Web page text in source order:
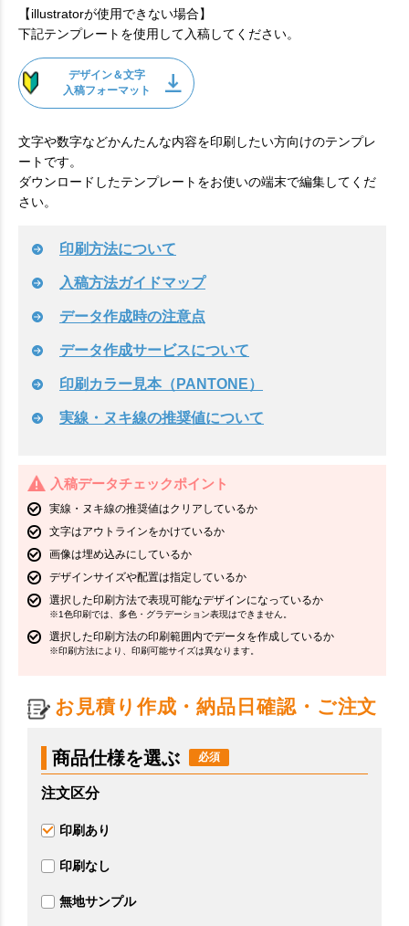
【illustratorが使用できない場合】
下記テンプレートを使用して入稿してください。
デザイン＆文字
入稿フォーマット
文字や数字などかんたんな内容を印刷したい方向けのテンプレ
ートです。
ダウンロードしたテンプレートをお使いの端末で編集してくだ
さい。
印刷方法について
入稿方法ガイドマップ
データ作成時の注意点
データ作成サービスについて
印刷カラー見本（PANTONE）
実線・ヌキ線の推奨値について
入稿データチェックポイント
実線・ヌキ線の推奨値はクリアしているか
文字はアウトラインをかけているか
画像は埋め込みにしているか
デザインサイズや配置は指定しているか
選択した印刷方法で表現可能なデザインになっているか
※1色印刷では、多色・グラデーション表現はできません。
選択した印刷方法の印刷範囲内でデータを作成しているか
※印刷方法により、印刷可能サイズは異なります。
お見積り作成・納品日確認・ご注文
商品仕様を選ぶ
注文区分
印刷あり
印刷なし
無地サンプル